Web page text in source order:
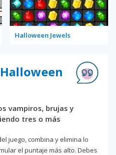
Halloween Jewels
vampiros, brujas y
tres o más
juego, combina y elimina lo
el puntaje más alto. Debes